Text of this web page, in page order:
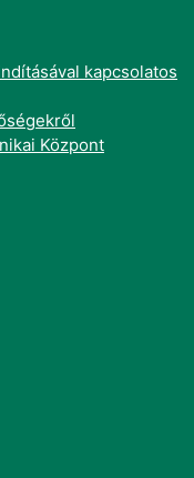
kapcsolatos
Központ